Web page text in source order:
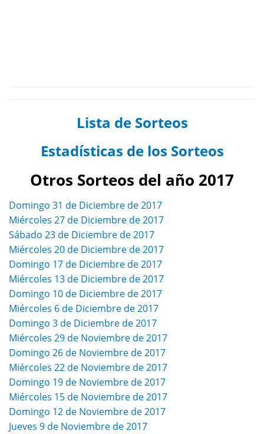
Lista de Sorteos
Estadísticas de los Sorteos
Otros Sorteos del año 2017
Domingo 31 de Diciembre de 2017
Miércoles 27 de Diciembre de 2017
Sábado 23 de Diciembre de 2017
Miércoles 20 de Diciembre de 2017
Domingo 17 de Diciembre de 2017
Miércoles 13 de Diciembre de 2017
Domingo 10 de Diciembre de 2017
Miércoles 6 de Diciembre de 2017
Domingo 3 de Diciembre de 2017
Miércoles 29 de Noviembre de 2017
Domingo 26 de Noviembre de 2017
Miércoles 22 de Noviembre de 2017
Domingo 19 de Noviembre de 2017
Miércoles 15 de Noviembre de 2017
Domingo 12 de Noviembre de 2017
Jueves 9 de Noviembre de 2017